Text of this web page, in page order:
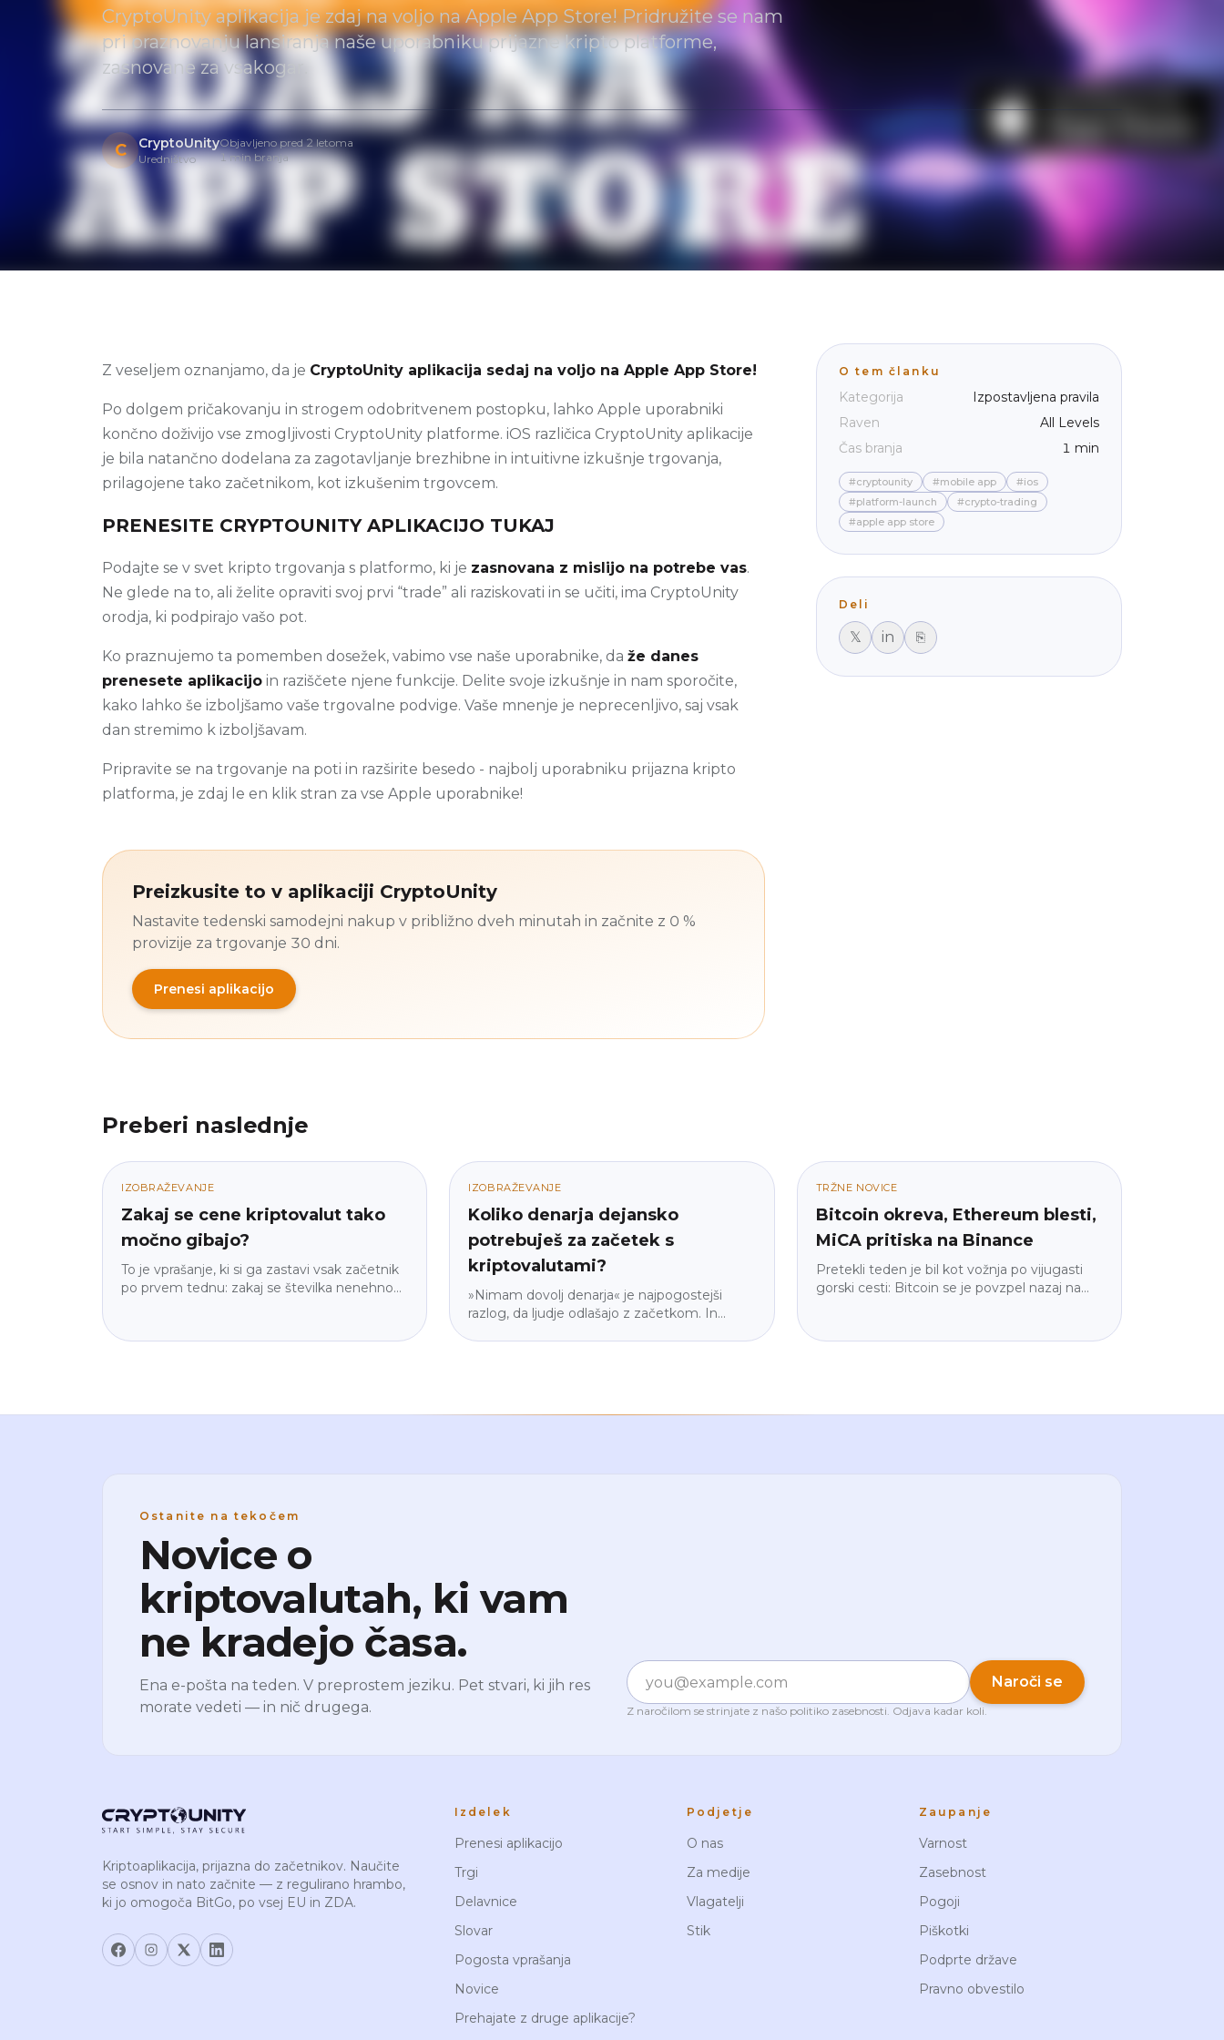
CryptoUnity aplikacija je zdaj na voljo na Apple App Store! Pridružite se nam
pri praznovanju lansiranja naše uporabniku prijazne kripto platforme,
zasnovane za vsakogar.
C CryptoUnity
Uredništvo
Objavljeno pred 2 letoma
1 min branja
Z veseljem oznanjamo, da je CryptoUnity aplikacija sedaj na voljo na Apple App Store!
Po dolgem pričakovanju in strogem odobritvenem postopku, lahko Apple uporabniki
končno doživijo vse zmogljivosti CryptoUnity platforme. iOS različica CryptoUnity aplikacije
je bila natančno dodelana za zagotavljanje brezhibne in intuitivne izkušnje trgovanja,
prilagojene tako začetnikom, kot izkušenim trgovcem.
PRENESITE CRYPTOUNITY APLIKACIJO TUKAJ
Podajte se v svet kripto trgovanja s platformo, ki je zasnovana z mislijo na potrebe vas.
Ne glede na to, ali želite opraviti svoj prvi “trade” ali raziskovati in se učiti, ima CryptoUnity
orodja, ki podpirajo vašo pot.
Ko praznujemo ta pomemben dosežek, vabimo vse naše uporabnike, da že danes
prenesete aplikacijo in raziščete njene funkcije. Delite svoje izkušnje in nam sporočite,
kako lahko še izboljšamo vaše trgovalne podvige. Vaše mnenje je neprecenljivo, saj vsak
dan stremimo k izboljšavam.
Pripravite se na trgovanje na poti in razširite besedo - najbolj uporabniku prijazna kripto
platforma, je zdaj le en klik stran za vse Apple uporabnike!
Preizkusite to v aplikaciji CryptoUnity
Nastavite tedenski samodejni nakup v približno dveh minutah in začnite z 0 %
provizije za trgovanje 30 dni.
Prenesi aplikacijo
O tem članku
Kategorija
Izpostavljena pravila
Raven
All Levels
Čas branja
1 min
#cryptounity #mobile app
#ios
#platform-launch
#crypto-trading
#apple app store
Deli
𝕏 in ⎘
Preberi naslednje
IZOBRAŽEVANJE
Zakaj se cene kriptovalut tako
močno gibajo?
To je vprašanje, ki si ga zastavi vsak začetnik
po prvem tednu: zakaj se številka nenehno
spoznaš, gibanje ne deluje več naključno.
IZOBRAŽEVANJE
Koliko denarja dejansko
potrebuješ za začetek s
kriptovalutami?
»Nimam dovolj denarja« je najpogostejši
razlog, da ljudje odlašajo z začetkom. In
TRŽNE NOVICE
Bitcoin okreva, Ethereum blesti,
MiCA pritiska na Binance
Pretekli teden je bil kot vožnja po vijugasti
gorski cesti: Bitcoin se je povzpel nazaj na
225 milijonov $. Ethereum je zasijal (+4,3 %),
vas – umirjeno in v razumljivem jeziku.
Ostanite na tekočem
Novice o
kriptovalutah, ki vam
ne kradejo časa.
Ena e-pošta na teden. V preprostem jeziku. Pet stvari, ki jih res
morate vedeti — in nič drugega.
E-pošta
Naroči se
Z naročilom se strinjate z našo politiko zasebnosti. Odjava kadar koli.
Kriptoaplikacija, prijazna do začetnikov. Naučite
se osnov in nato začnite — z regulirano hrambo,
ki jo omogoča BitGo, po vsej EU in ZDA.
Izdelek
Prenesi aplikacijo
Trgi
Delavnice
Slovar
Pogosta vprašanja
Novice
Prehajate z druge aplikacije?
Podjetje
O nas
Za medije
Vlagatelji
Stik
Zaupanje
Varnost
Zasebnost
Pogoji
Piškotki
Podprte države
Pravno obvestilo